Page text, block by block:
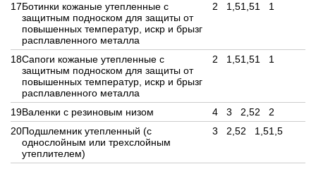
17Ботинки кожаные утепленные с
защитным подноском для защиты от
повышенных температур, искр и брызг
расплавленного металла
2 1,51,51 1
18Сапоги кожаные утепленные с
защитным подноском для защиты от
повышенных температур, искр и брызг
расплавленного металла
2 1,51,51 1
19Валенки с резиновым низом 4 3 2,52
2
20Подшлемник утепленный (с
однослойным или трехслойным
утеплителем)
3 2,52 1,51,5